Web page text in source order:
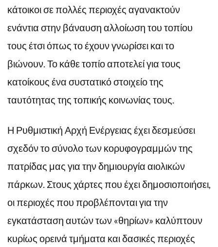
κάτοικοι σε πολλές περιοχές αγανακτούν
ενάντια στην βάναυση αλλοίωση του τοπίου
τους έτσι όπως το έχουν γνωρίσει και το
βιώνουν. Το κάθε τοπίο αποτελεί για τους
κατοίκους ένα συστατικό στοιχείο της
ταυτότητας της τοπικής κοινωνίας τους.
Η Ρυθμιστική Αρχή Ενέργειας έχει δεσμεύσει
σχεδόν το σύνολο των κορυφογραμμών της
πατρίδας μας για την δημιουργία αιολικών
πάρκων. Στους χάρτες που έχει δημοσιοποιήσει,
οι περιοχές που προβλέπονται για την
εγκατάσταση αυτών των «θηρίων» καλύπτουν
κυρίως ορεινά τμήματα και δασικές περιοχές